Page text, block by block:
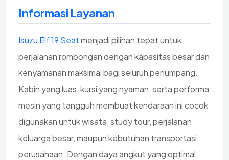
Informasi Layanan
Isuzu Elf 19 Seatmenjadi pilihan tepat untuk
perjalanan rombongan dengan kapasitas besar dan
kenyamanan maksimal bagi seluruh penumpang.
Kabin yang luas, kursi yang nyaman, serta performa
mesin yang tangguh membuat kendaraan ini cocok
digunakan untuk wisata, study tour, perjalanan
keluarga besar, maupun kebutuhan transportasi
perusahaan. Dengan daya angkut yang optimal